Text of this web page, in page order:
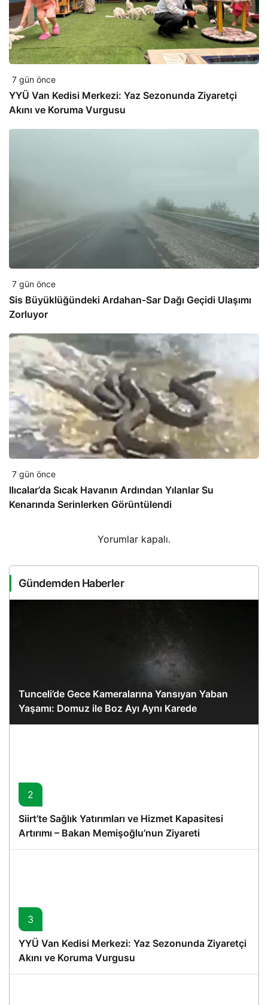
7 gün önce
YYÜ Van Kedisi Merkezi: Yaz Sezonunda Ziyaretçi
Akını ve Koruma Vurgusu
7 gün önce
Sis Büyüklüğündeki Ardahan-Sar Dağı Geçidi Ulaşımı
Zorluyor
7 gün önce
Ilıcalar’da Sıcak Havanın Ardından Yılanlar Su
Kenarında Serinlerken Görüntülendi
Yorumlar kapalı.
Gündemden Haberler
Tunceli’de Gece Kameralarına Yansıyan Yaban
Yaşamı: Domuz ile Boz Ayı Aynı Karede
2
Siirt’te Sağlık Yatırımları ve Hizmet Kapasitesi
Artırımı – Bakan Memişoğlu’nun Ziyareti
3
YYÜ Van Kedisi Merkezi: Yaz Sezonunda Ziyaretçi
Akını ve Koruma Vurgusu